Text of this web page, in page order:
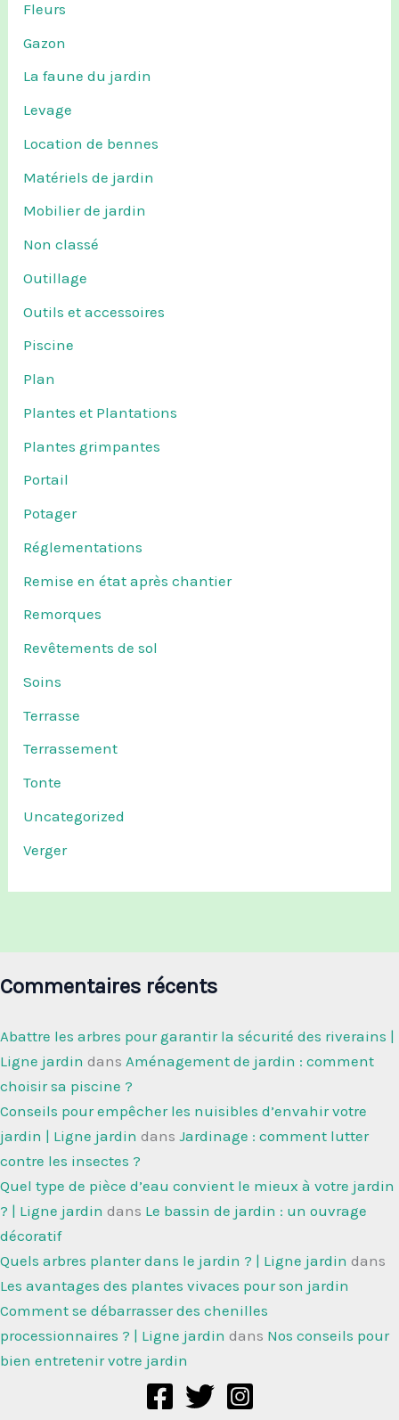
Fleurs
Gazon
La faune du jardin
Levage
Location de bennes
Matériels de jardin
Mobilier de jardin
Non classé
Outillage
Outils et accessoires
Piscine
Plan
Plantes et Plantations
Plantes grimpantes
Portail
Potager
Réglementations
Remise en état après chantier
Remorques
Revêtements de sol
Soins
Terrasse
Terrassement
Tonte
Uncategorized
Verger
Commentaires récents
Abattre les arbres pour garantir la sécurité des riverains |
Ligne jardin dans Aménagement de jardin : comment
choisir sa piscine ?
Conseils pour empêcher les nuisibles d’envahir votre
jardin | Ligne jardin dans Jardinage : comment lutter
contre les insectes ?
Quel type de pièce d’eau convient le mieux à votre jardin
? | Ligne jardin dans Le bassin de jardin : un ouvrage
décoratif
Quels arbres planter dans le jardin ? | Ligne jardin dans
Les avantages des plantes vivaces pour son jardin
Comment se débarrasser des chenilles
processionnaires ? | Ligne jardin dans Nos conseils pour
bien entretenir votre jardin